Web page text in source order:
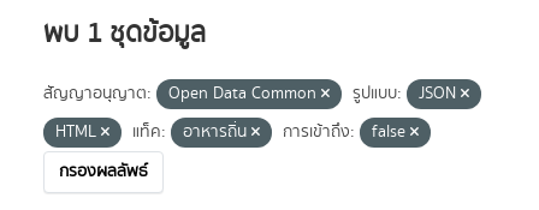
พบ 1 ชุดข้อมูล
สัญญาอนุญาต: Open Data Common รูปแบบ:
JSON
HTML
แท็ค: อาหารถิ่น การเข้าถึง:
false
กรองผลลัพธ์